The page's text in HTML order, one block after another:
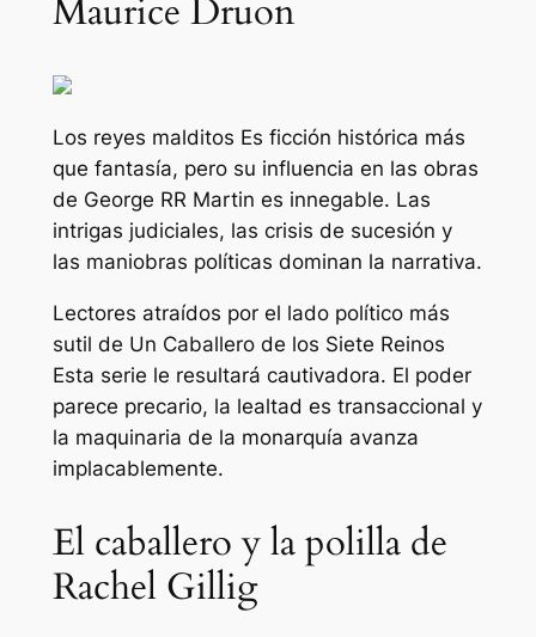
Maurice Druon
Los reyes malditos Es ficción histórica más
que fantasía, pero su influencia en las obras
de George RR Martin es innegable. Las
intrigas judiciales, las crisis de sucesión y
las maniobras políticas dominan la narrativa.
Lectores atraídos por el lado político más
sutil de Un Caballero de los Siete Reinos
Esta serie le resultará cautivadora. El poder
parece precario, la lealtad es transaccional y
la maquinaria de la monarquía avanza
implacablemente.
El caballero y la polilla de
Rachel Gillig